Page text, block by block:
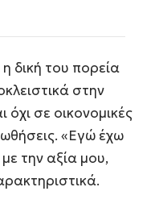
δική του πορεία
στην
όχι σε οικονομικές
«Εγώ έχω
την αξία μου,